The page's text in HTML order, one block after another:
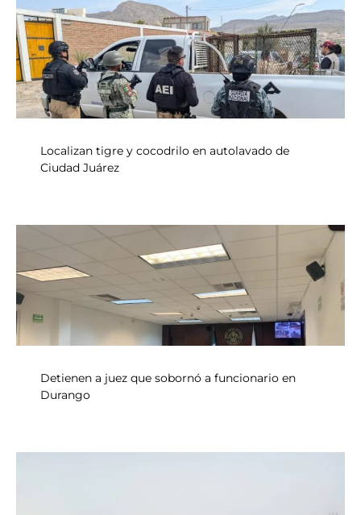
Localizan tigre y cocodrilo en autolavado de
Ciudad Juárez
Detienen a juez que sobornó a funcionario en
Durango